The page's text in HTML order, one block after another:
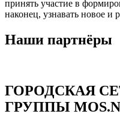
принять участие в
наконец, узнавать новое и
Наши партнёры
ГОРОДСКАЯ
ГРУППЫ